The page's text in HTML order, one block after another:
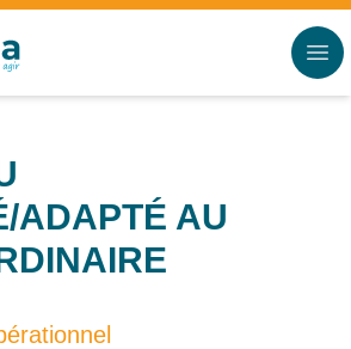
ADAPTÉ AU
cookies